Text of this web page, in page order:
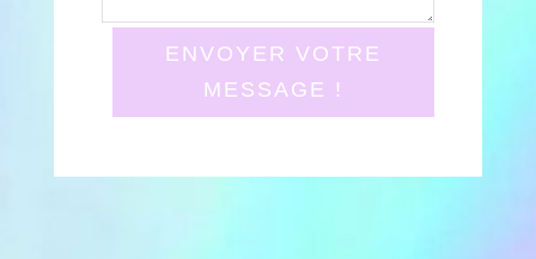
ENVOYER VOTRE
MESSAGE !